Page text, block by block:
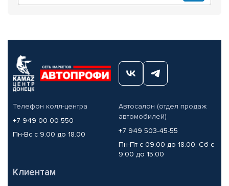
Телефон колл-центра
+7 949 00-00-550
Пн-Вс с 9.00 до 18.00
Автосалон (отдел продаж
автомобилей)
+7 949 503-45-55
Пн-Пт с 09.00 до 18.00, Сб с
9.00 до 15.00
Клиентам